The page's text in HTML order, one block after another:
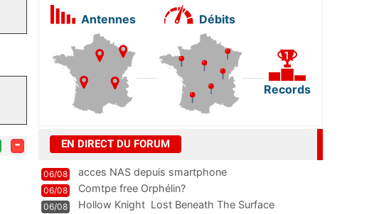
-
Antennes Débits
Records
EN DIRECT DU FORUM
06/08 acces NAS depuis smartphone
06/08 Comtpe free Orphélin?
06/08 Hollow Knight  Lost Beneath The Surface